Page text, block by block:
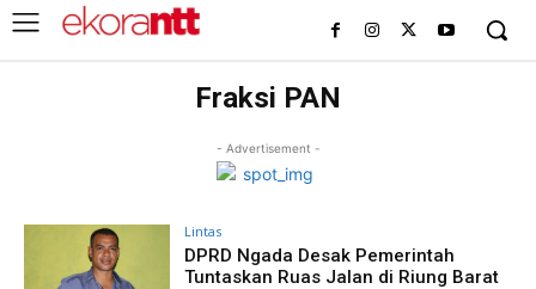
Fraksi PAN
- Advertisement -
Lintas
DPRD Ngada Desak Pemerintah
Tuntaskan Ruas Jalan di Riung Barat